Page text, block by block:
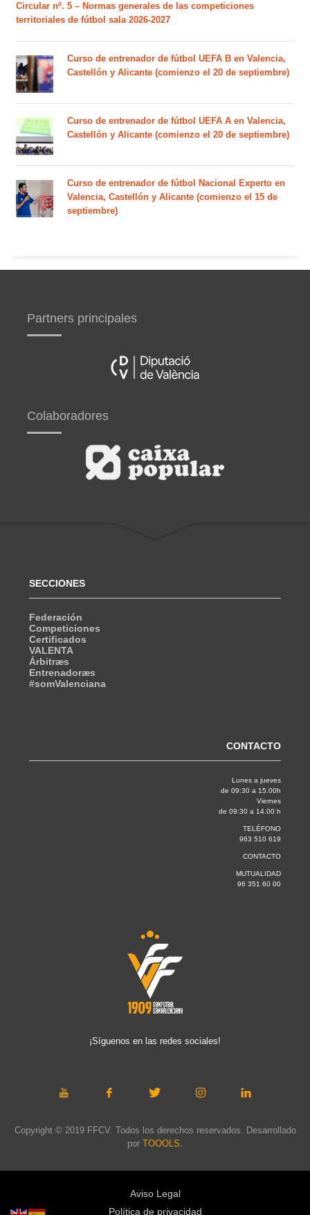
Circular nº. 5 – Normas generales de las competiciones
territoriales de fútbol sala 2026-2027
Curso de entrenador de fútbol UEFA B en Valencia,
Castellón y Alicante (comienzo el 20 de septiembre)
Curso de entrenador de fútbol UEFA A en Valencia,
Castellón y Alicante (comienzo el 20 de septiembre)
Curso de entrenador de fútbol Nacional Experto en
Valencia, Castellón y Alicante (comienzo el 15 de
septiembre)
Partners principales
Colaboradores
SECCIONES
Federación
Competiciones
Certificados
VALENTA
Árbitræs
Entrenadoræs
#somValenciana
CONTACTO
Lunes a jueves
de 09:30 a 15.00h
Viernes
de 09:30 a 14.00 h
TELÉFONO
963 510 619
CONTACTO
MUTUALIDAD
96 351 60 00
¡Síguenos en las redes sociales!
Copyright © 2019 FFCV. Todos los derechos reservados. Desarrollado
por TOOOLS.
Aviso Legal
Política de privacidad